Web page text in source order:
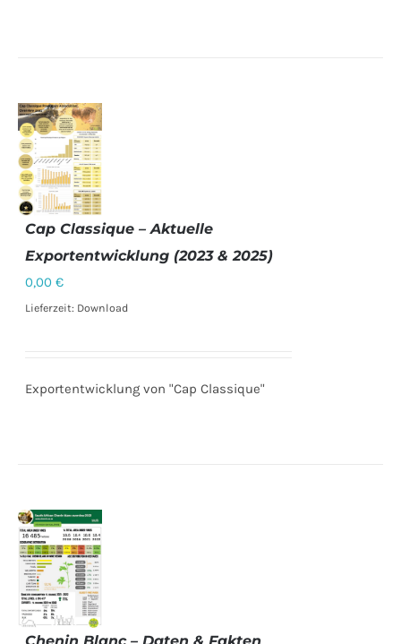
Cap Classique – Aktuelle
Exportentwicklung (2023 & 2025)
0,00€
Lieferzeit: Download
Exportentwicklung von "Cap Classique"